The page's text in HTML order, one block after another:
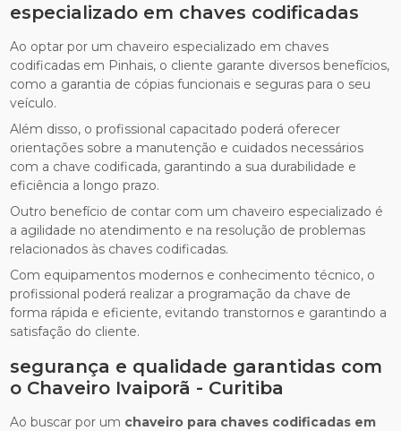
especializado em chaves codificadas
Ao optar por um chaveiro especializado em chaves
codificadas em Pinhais, o cliente garante diversos benefícios,
como a garantia de cópias funcionais e seguras para o seu
veículo.
Além disso, o profissional capacitado poderá oferecer
orientações sobre a manutenção e cuidados necessários
com a chave codificada, garantindo a sua durabilidade e
eficiência a longo prazo.
Outro benefício de contar com um chaveiro especializado é
a agilidade no atendimento e na resolução de problemas
relacionados às chaves codificadas.
Com equipamentos modernos e conhecimento técnico, o
profissional poderá realizar a programação da chave de
forma rápida e eficiente, evitando transtornos e garantindo a
satisfação do cliente.
segurança e qualidade garantidas com
o Chaveiro Ivaiporã - Curitiba
Ao buscar por um chaveiro para chaves codificadas em